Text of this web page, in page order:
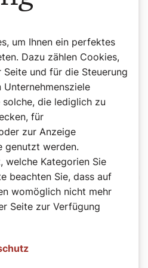
Freiheit einer Abtreibung
der Embryo stehen in
die Debatte zu leichtfüßig
eine Schwangerschaft
immer noch durch
Dabei ist ein Mann nicht
die Frage einer
recht einer Abtreibung nicht
auf der Welt Männer ihr
Chancen, nur weil sie ein
Warum nur diskutieren wir
als ob sie ein
ob es nur um ja oder nein
im Kontext eines
Kind zur Bedrohung
dieses Geflechts
mit ihren zu idealistischen
um Ihnen ein perfektes
Dazu zählen Cookies,
und für die Steuerung
die lediglich zu
für
zur Anzeige
genutzt werden.
welche Kategorien Sie
beachten Sie, dass auf
womöglich nicht mehr
Seite zur Verfügung